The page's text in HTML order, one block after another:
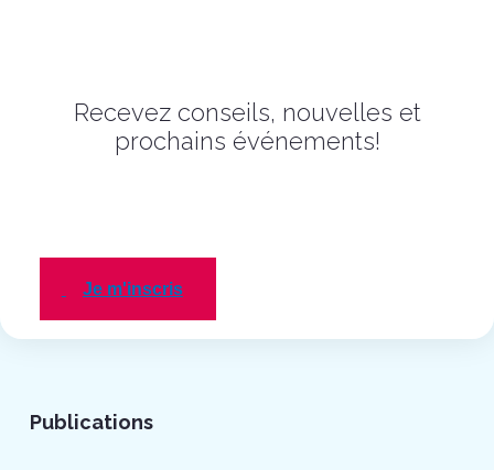
Recevez conseils, nouvelles et
prochains événements!
Je m'inscris
Publications